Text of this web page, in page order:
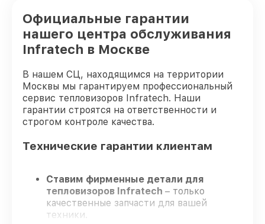
Официальные гарантии
нашего центра обслуживания
Infratech в Москве
В нашем СЦ, находящимся на территории
Москвы мы гарантируем профессиональный
сервис тепловизоров Infratech. Наши
гарантии строятся на ответственности и
строгом контроле качества.
Технические гарантии клиентам
Ставим фирменные детали для
тепловизоров Infratech – только
качественные запчасти для вашей
техники.